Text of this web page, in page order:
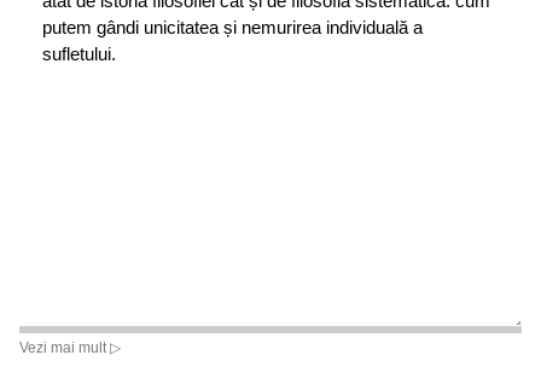
putem gândi unicitatea și nemurirea individuală a
sufletului.
Vezi mai mult ▷